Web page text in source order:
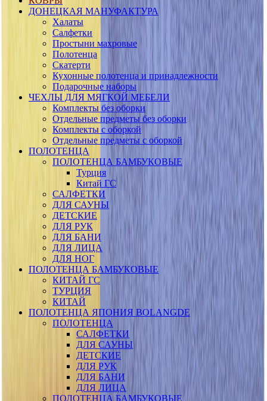
ДОНЕЦКАЯ МАНУФАКТУРА
Халаты
Салфетки
Простыни махровые
Полотенца
Скатерти
Кухонные полотенца и принадлежности
Подарочные наборы
ЧЕХЛЫ ДЛЯ МЯГКОЙ МЕБЕЛИ
Комплекты без оборки
Отдельные предметы без оборки
Комплекты с оборкой
Отдельные предметы с оборкой
ПОЛОТЕНЦА
ПОЛОТЕНЦА БАМБУКОВЫЕ
Турция
Китай ГС
САЛФЕТКИ
ДЛЯ САУНЫ
ДЕТСКИЕ
ДЛЯ РУК
ДЛЯ БАНИ
ДЛЯ ЛИЦА
ДЛЯ НОГ
ПОЛОТЕНЦА БАМБУКОВЫЕ
КИТАЙ ГС
ТУРЦИЯ
КИТАЙ
ПОЛОТЕНЦА ЯПОНИЯ BOLANGDE
ПОЛОТЕНЦА
САЛФЕТКИ
ДЛЯ САУНЫ
ДЕТСКИЕ
ДЛЯ РУК
ДЛЯ БАНИ
ДЛЯ ЛИЦА
ПОЛОТЕНЦА БАМБУКОВЫЕ